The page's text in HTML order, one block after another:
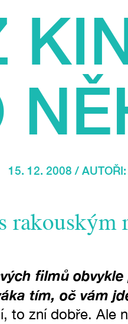
15. 12. 2008 / AUTOŘI:
rakouským
filmů
tím, oč vám
to zní dobře. Ale